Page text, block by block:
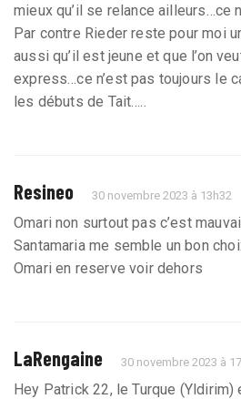
mieux qu’il se relance ailleurs…ce
Par contre Rieder reste pour moi
aussi qu’il est jeune et que l’on
express…ce n’est pas toujours le
les débuts de Tait…..
Resineo 30 novembre 2023 à 13h32
Omari non surtout pas c’est
Santamaria me semble un bon
Omari en reserve voir dehors
LaRengaine 30 novembre 2023 à
Hey Patrick 22, le Turque